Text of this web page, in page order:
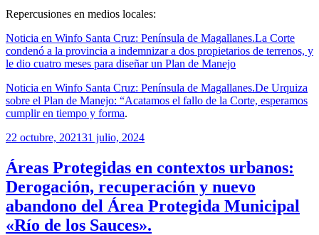
Repercusiones en medios locales:
Noticia en Winfo Santa Cruz: Península de Magallanes.La Corte
condenó a la provincia a indemnizar a dos propietarios de terrenos, y
le dio cuatro meses para diseñar un Plan de Manejo
Noticia en Winfo Santa Cruz: Península de Magallanes.De Urquiza
sobre el Plan de Manejo: “Acatamos el fallo de la Corte, esperamos
cumplir en tiempo y forma.
Publicado
22 octubre, 202131 julio, 2024
Áreas Protegidas en contextos urbanos:
Derogación, recuperación y nuevo
abandono del Área Protegida Municipal
«Río de los Sauces».